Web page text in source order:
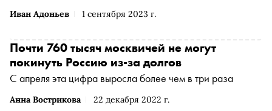
Иван Адоньев 1 сентября 2023 г.
Анна Вострикова 22 декабря 2022 г.
Почти 760 тысяч москвичей не могут
покинуть Россию из-за долгов
С апреля эта цифра выросла более чем в три раза